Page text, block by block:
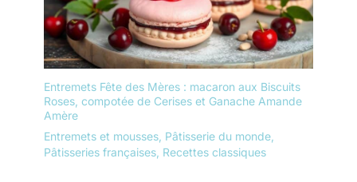
à votre réfrigérateur ou le
suspendre n'importe où.
Après utilisation, il suffit
d'essuyer ou de rincer la
sonde
Entremets Fête des Mères : macaron aux Biscuits
Roses, compotée de Cerises et Ganache Amande
Amère
Entremets et mousses Pâtisserie du monde
Pâtisseries françaises Recettes classiques